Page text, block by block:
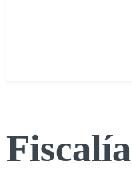
Fiscalía